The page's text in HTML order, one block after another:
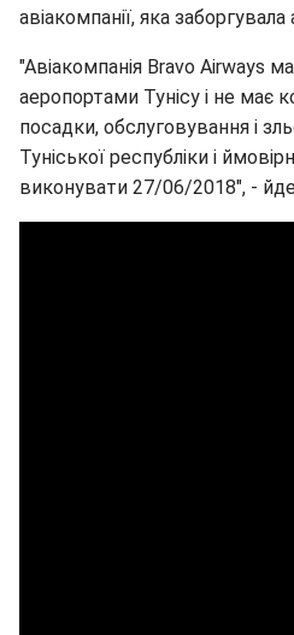
авіакомпанії, яка
"Авіакомпанія Bravo Airways
аеропортами Тунісу і не має
посадки, обслуговування і
Туніської республіки і
виконувати 27/06/2018", -